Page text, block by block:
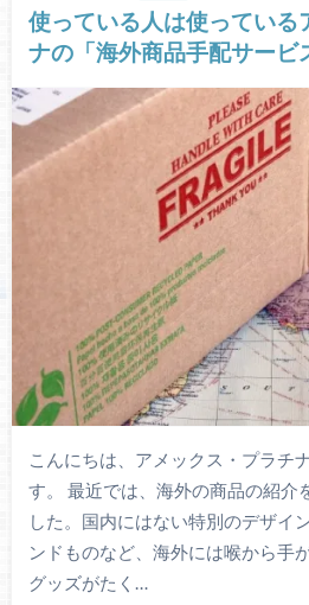
使っている人は使っている
ナの「海外商品手配サービ
こんにちは、アメックス・プラチ
す。 最近では、海外の商品の紹介
した。国内にはない特別のデザイ
ンドものなど、海外には喉から手
グッズがたく…